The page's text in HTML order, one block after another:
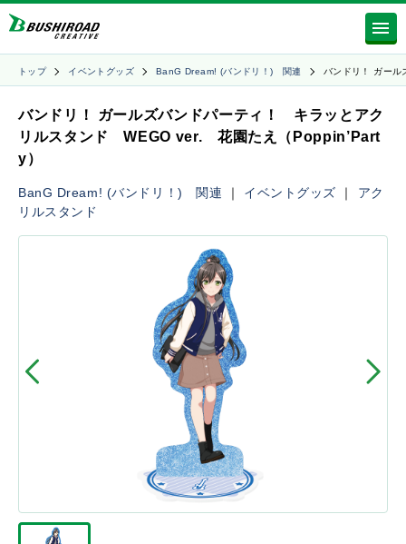
トップ イベントグッズ BanG Dream! (バンドリ！) 関連 バンドリ！ ガー
バンドリ！ ガールズバンドパーティ！ キラッとアク
リルスタンド WEGO ver. 花園たえ（Poppin’Part
y）
BanG Dream! (バンドリ！) 関連 ｜ イベントグッズ ｜ アク
リルスタンド